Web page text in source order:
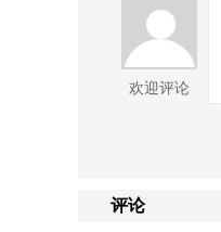
欢迎评论
评论